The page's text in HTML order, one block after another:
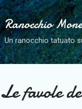
Ranocchio
Un ranocchio tatuato
Le favole